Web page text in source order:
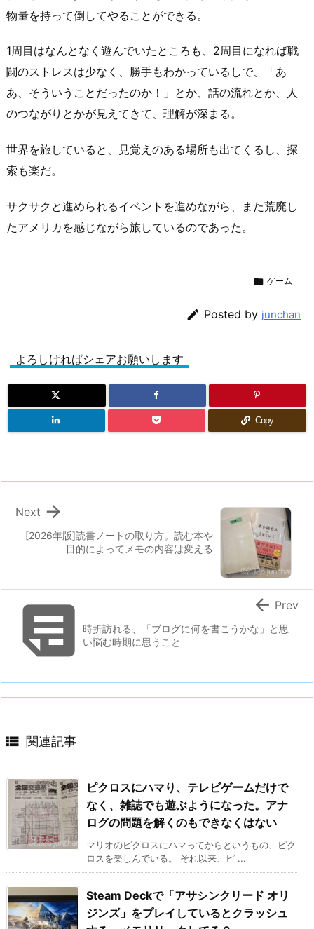
物量を持って倒してやることができる。
1周目はなんとなく遊んでいたところも、2周目になれば戦
闘のストレスは少なく、勝手もわかっているしで、「あ
あ、そういうことだったのか！」とか、話の流れとか、人
のつながりとかが見えてきて、理解が深まる。
世界を旅していると、見覚えのある場所も出てくるし、探
索も楽だ。
サクサクと進められるイベントを進めながら、また荒廃し
たアメリカを感じながら旅しているのであった。
 ゲーム
 Posted by junchan
よろしければシェアお願いします
Copy
[2026年版]読書ノートの取り方。読む本や
目的によってメモの内容は変える

Next
時折訪れる、「ブログに何を書こうかな」と思
い悩む時期に思うこと
 Prev
 関連記事
ピクロスにハマり、テレビゲームだけで
なく、雑誌でも遊ぶようになった。アナ
ログの問題を解くのもできなくはない
マリオのピクロスにハマってからというもの、ピク
ロスを楽しんでいる。 それ以来、ピ ...
Steam Deckで「アサシンクリード オリ
ジンズ」をプレイしているとクラッシュ